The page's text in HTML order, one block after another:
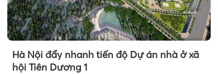
Hà Nội đẩy nhanh tiến độ Dự án nhà ở xã
hội Tiên Dương 1